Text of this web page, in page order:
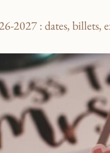
2027 : dates, billets,